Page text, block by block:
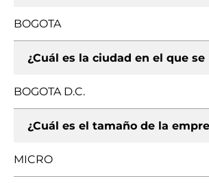
BOGOTA
¿Cuál es la ciudad en el que se
BOGOTA D.C.
¿Cuál es el tamaño de la
MICRO